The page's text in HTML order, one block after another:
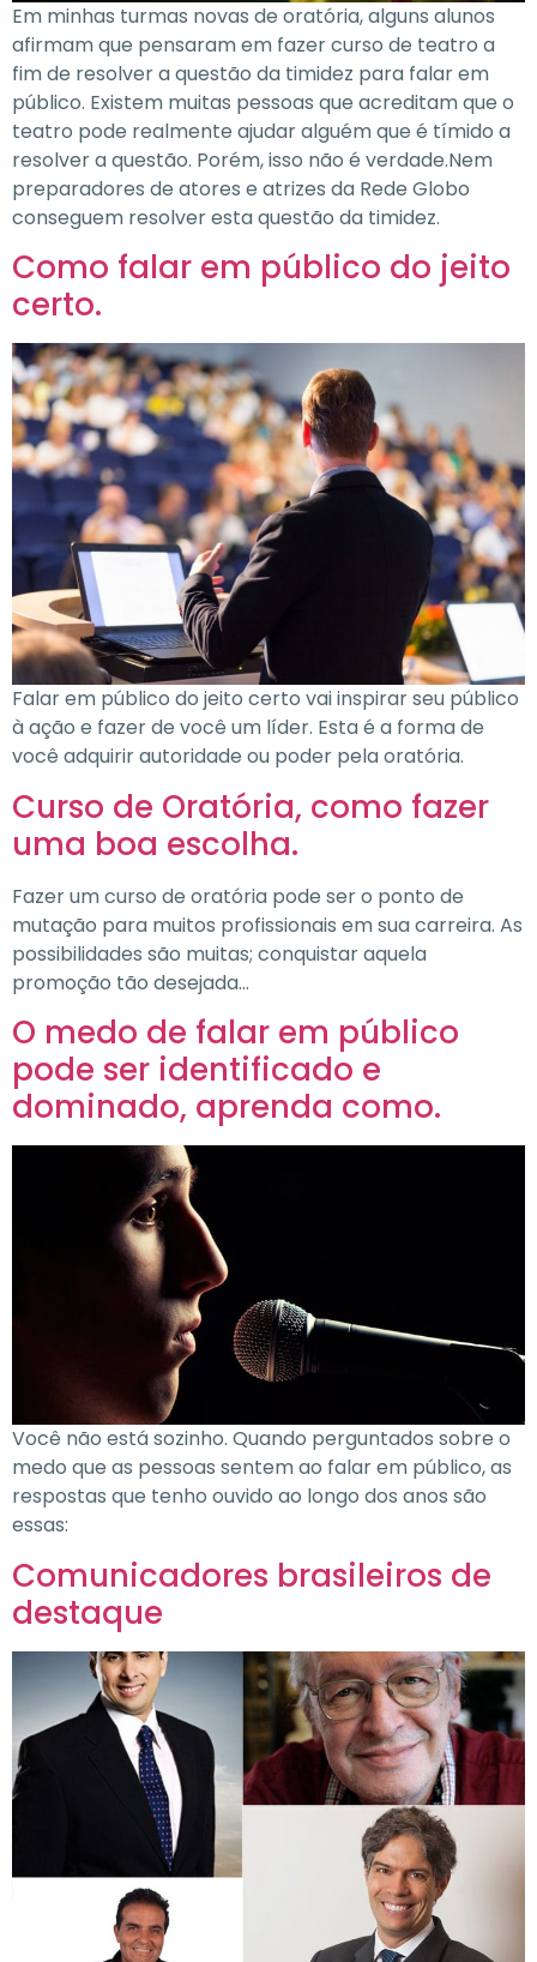
Em minhas turmas novas de oratória, alguns alunos
afirmam que pensaram em fazer curso de teatro a
fim de resolver a questão da timidez para falar em
público. Existem muitas pessoas que acreditam que o
teatro pode realmente ajudar alguém que é tímido a
resolver a questão. Porém, isso não é verdade.Nem
preparadores de atores e atrizes da Rede Globo
conseguem resolver esta questão da timidez.
Como falar em público do jeito
certo.
Falar em público do jeito certo vai inspirar seu público
à ação e fazer de você um líder. Esta é a forma de
você adquirir autoridade ou poder pela oratória.
Curso de Oratória, como fazer
uma boa escolha.
Fazer um curso de oratória pode ser o ponto de
mutação para muitos profissionais em sua carreira. As
possibilidades são muitas; conquistar aquela
promoção tão desejada…
O medo de falar em público
pode ser identificado e
dominado, aprenda como.
Você não está sozinho. Quando perguntados sobre o
medo que as pessoas sentem ao falar em público, as
respostas que tenho ouvido ao longo dos anos são
essas:
Comunicadores brasileiros de
destaque